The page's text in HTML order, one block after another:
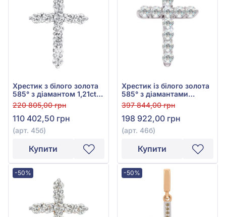
Хрестик з білого золота
585° з діамантом 1,21ct,
арт. 45б
220 805,00 грн
110 402,50 грн
(арт. 45б)
Купити
Хрестик із білого золота
585° з діамантами
2,035ct, арт. 46б
397 844,00 грн
198 922,00 грн
(арт. 46б)
Купити
-50% -50%